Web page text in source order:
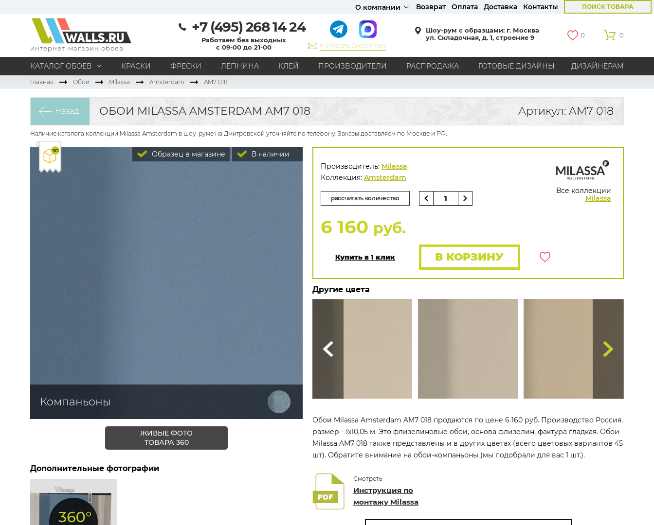
О компании Возврат Оплата Доставка Контакты ПОИСК ТОВАРА
интернет-магазин обоев
+7 (495) 268 14 24
Работаем без выходных
с 09-00 до 21-00
Написать директору
Шоу-рум с образцами: г. Москва
ул. Складочная, д. 1, строение 9
0 0
КАТАЛОГ ОБОЕВ КРАСКИ ФРЕСКИ ЛЕПНИНА КЛЕЙ ПРОИЗВОДИТЕЛИ РАСПРОДАЖА ГОТОВЫЕ ДИЗАЙНЫ ДИЗАЙНЕРАМ
МАТЕРИАЛ
Под покраску
Натуральные
Флизелиновые
Виниловые
Бумажные
Текстильные
Кантри
Модерн Прованс Хай-тек
Лофт
Классика
Английский стиль
Америка
Англия Бельгия
Германия
Голландия
Россия Все страны
ПОМЕЩЕНИЕ
Кабинет
Гостиная
Детская
РИСУНОК
Граффити
Карта мира
Под кирпич
С надписями
Однотонные
Геометрический рисунок
Цветы
Дамаск
Все рисунки
БРЕНДЫ
Bernardo Bartalucci
Zambaiti
AS Creation
Hygge Roll
Grandeco
ПОКАЗАТЬ ВСЕ ОБОИ
Главная Обои Milassa Amsterdam AM7 018
Назад ОБОИ MILASSA AMSTERDAM AM7 018 Артикул: AM7 018
Наличие каталога коллекции Milassa Amsterdam в шоу-руме на Дмитровской уточняйте по телефону. Заказы доставляем по Москве и РФ.
В наличии
Образец в магазине
Компаньоны
ЖИВЫЕ ФОТО
ТОВАРА 360
Дополнительные фотографии
Все коллекции
Milassa
Производитель: Milassa
Коллекция: Amsterdam
рассчитать количество
6 160 руб.
Купить в 1 клик В КОРЗИНУ
Другие цвета
Обои Milassa Amsterdam AM7 018 продаются по цене 6 160 руб. Производство Россия,
размер - 1x10,05 м. Это флизелиновые обои, основа флизелин, фактура гладкая. Обои
Milassa AM7 018 также представлены и в других цветах (всего цветовых вариантов 45
шт). Обратите внимание на обои-компаньоны (мы подобрали для вас 1 шт.).
Смотреть
Инструкция по
монтажу Milassa